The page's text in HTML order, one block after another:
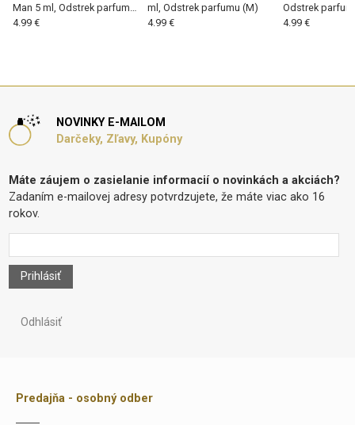
Man 5 ml, Odstrek parfumu
(M)
4.99 €
ml, Odstrek parfumu (M)
4.99 €
Odstrek
4.99 €
NOVINKY E-MAILOM
Darčeky, Zľavy, Kupóny
Máte záujem o zasielanie informacií o novinkách a akciách?
Zadaním e-mailovej adresy potvrdzujete, že máte viac ako 16
rokov.
Prihlásiť
Odhlásiť
Predajňa - osobný odber